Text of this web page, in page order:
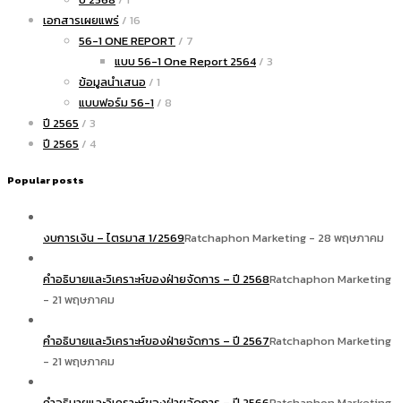
เอกสารเผยแพร่ / 16
56-1 ONE REPORT / 7
แบบ 56-1 One Report 2564 / 3
ข้อมูลนำเสนอ / 1
แบบฟอร์ม 56-1 / 8
ปี 2565 / 3
ปี 2565 / 4
Popular posts
งบการเงิน – ไตรมาส 1/2569Ratchaphon Marketing - 28 พฤษภาคม
คำอธิบายและวิเคราะห์ของฝ่ายจัดการ – ปี 2568Ratchaphon Marketing
- 21 พฤษภาคม
คำอธิบายและวิเคราะห์ของฝ่ายจัดการ – ปี 2567Ratchaphon Marketing
- 21 พฤษภาคม